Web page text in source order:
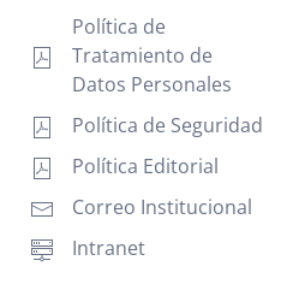
Política de
Tratamiento de
Datos Personales
Política de Seguridad
Política Editorial
Correo Institucional
Intranet